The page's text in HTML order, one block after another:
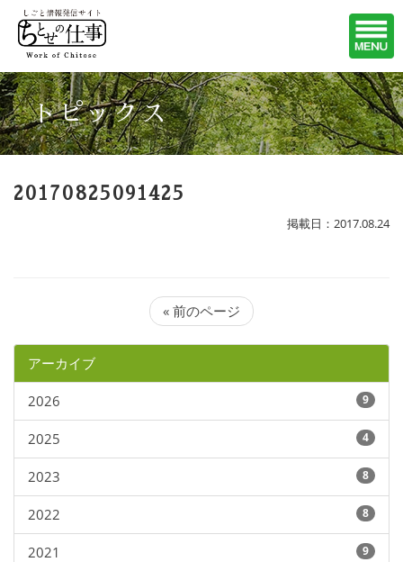
トピックス
20170825091425
掲載日：2017.08.24
« 前のページ
アーカイブ
2026 9
2025 4
2023 8
2022 8
2021 9